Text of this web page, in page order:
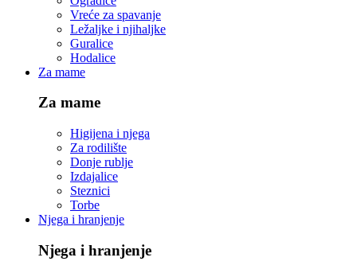
Vreće za spavanje
Ležaljke i njihaljke
Guralice
Hodalice
Za mame
Za mame
Higijena i njega
Za rodilište
Donje rublje
Izdajalice
Steznici
Torbe
Njega i hranjenje
Njega i hranjenje